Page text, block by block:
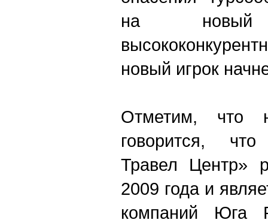
на
новый игрок
Отметим, что
говорится,
Травел Центр»
2009 года и
компаний Юга